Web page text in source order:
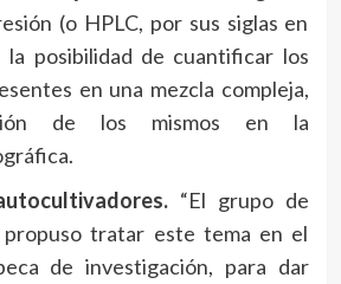
(o HPLC, por sus siglas en
la posibilidad de cuantificar los
en una mezcla compleja,
de los mismos en la
“El grupo de
propuso tratar este tema en el
de investigación, para dar